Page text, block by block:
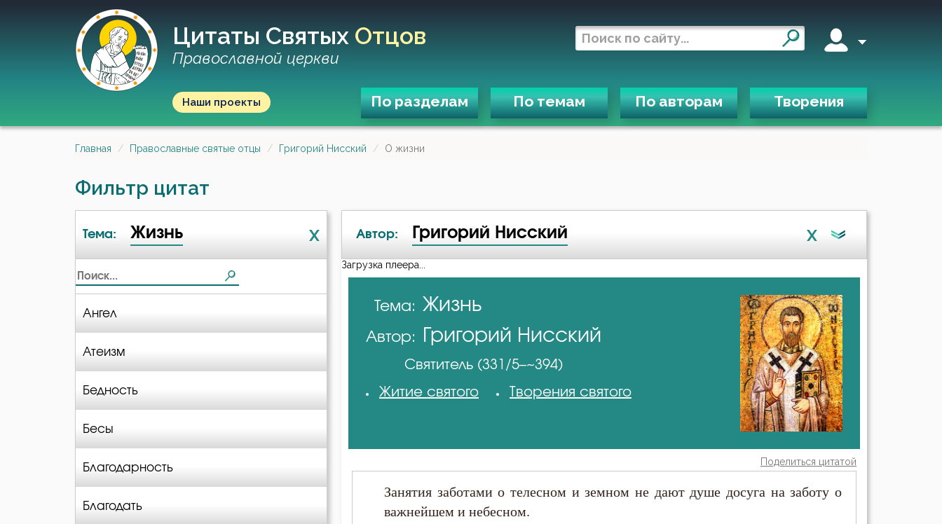
Цитаты Святых Отцов
Православной церкви
Наши проекты По разделам По темам По авторам Творения
Главная Православные святые отцы Григорий Нисский О жизни
Фильтр цитат
Тема: Жизнь X
Ангел
Атеизм
Бедность
Бесы
Благодарность
Благодать
Автор: Григорий Нисский X
А-я
Авва Дорофей
Амвросий Оптинский (Гренков)
Варсонофий Оптинский (Плиханков)
Загрузка плеера...
Тема: Жизнь
Автор: Григорий Нисский
Святитель (331/5–~394)
Житие святого
Творения святого
Поделиться цитатой
Занятия заботами о телесном и земном не дают душе досуга на заботу о
важнейшем и небесном.